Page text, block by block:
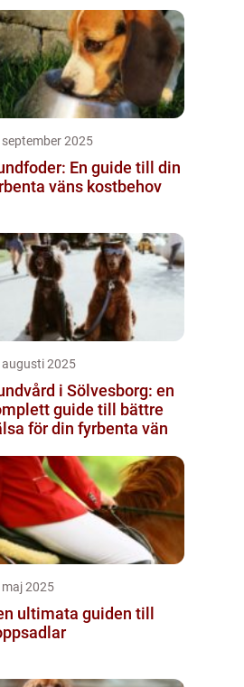
2025
En guide till din
väns kostbehov
augusti 2025
i Sölvesborg: en
guide till bättre
för din fyrbenta vän
2025
ultimata guiden till